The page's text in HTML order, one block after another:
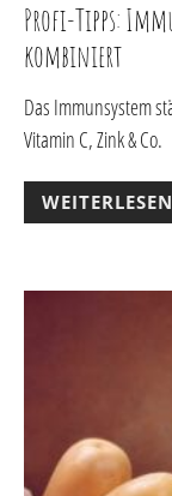
Profi-Tipps:
kombiniert
Das Immunsystem
Vitamin C, Zink & Co.
WEITERLESEN